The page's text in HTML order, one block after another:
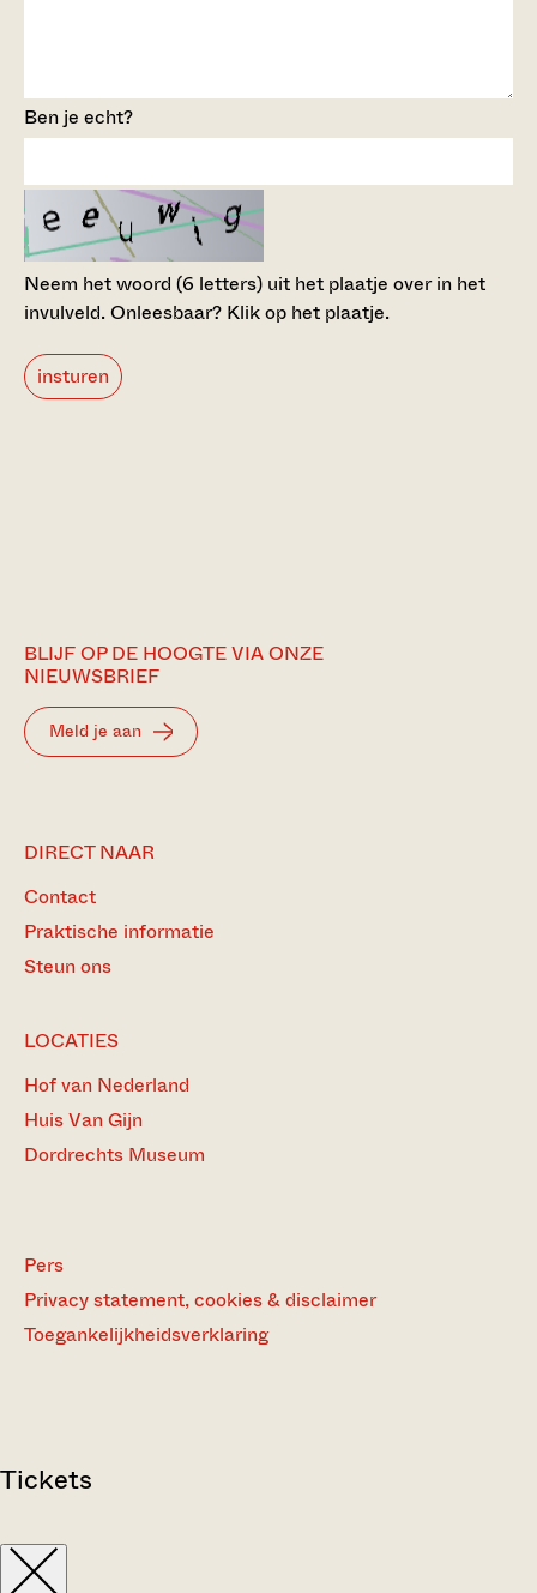
Ben je echt?
Neem het woord (6 letters) uit het plaatje over in het
invulveld.Onleesbaar? Klik op het plaatje.
insturen
BLIJF OP DE HOOGTE VIA ONZE
NIEUWSBRIEF
Meld je aan
DIRECT NAAR
Contact
Praktische informatie
Steun ons
LOCATIES
Hof van Nederland
Huis Van Gijn
Dordrechts Museum
Pers
Privacy statement, cookies & disclaimer
Toegankelijkheidsverklaring
Tickets